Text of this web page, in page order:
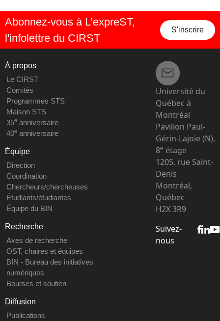
Abonnez-vous à L’expreST,
l'infolettre du CIRST
S'inscrire
À propos
Le CIRST
Comités
Programmes STS
Maison STS
35eanniversaire
40eanniversaire
Équipe
Direction
Coordination
Chercheurs/chercheuses
Étudiants/étudiantes
Équipe du BIN
Recherche
Axes de recherche
OST, chaires et équipes
BIN - Bureau des initiatives
numériques
Bourses et soutien
Diffusion
Publications
Université du
Québec à
Montréal
Pavillon Paul-
Gérin-Lajoie (N),
8e étage
1205, rue Saint-
Denis
Montréal,
Québec
H2X 3R9
Suivez-
nous